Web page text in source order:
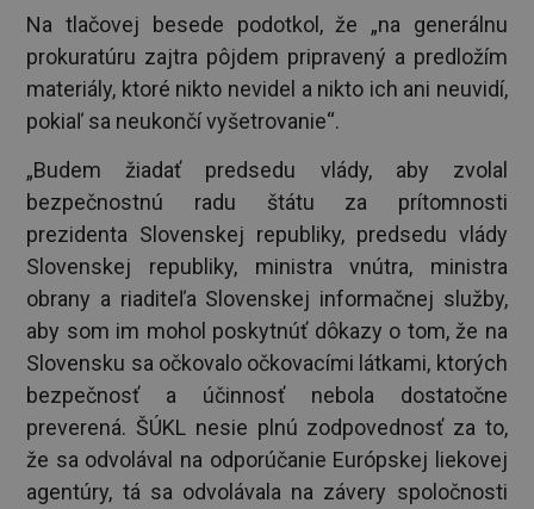
Na tlačovej besede podotkol, že „na generálnu
prokuratúru zajtra pôjdem pripravený a predložím
materiály, ktoré nikto nevidel a nikto ich ani neuvidí,
pokiaľ sa neukončí vyšetrovanie“.
„Budem žiadať predsedu vlády, aby zvolal
bezpečnostnú radu štátu za prítomnosti
prezidenta Slovenskej republiky, predsedu vlády
Slovenskej republiky, ministra vnútra, ministra
obrany a riaditeľa Slovenskej informačnej služby,
aby som im mohol poskytnúť dôkazy o tom, že na
Slovensku sa očkovalo očkovacími látkami, ktorých
bezpečnosť a účinnosť nebola dostatočne
preverená. ŠÚKL nesie plnú zodpovednosť za to,
že sa odvolával na odporúčanie Európskej liekovej
agentúry, tá sa odvolávala na závery spoločnosti